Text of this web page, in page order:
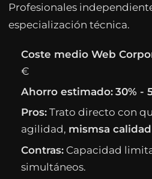
Profesionales
especialización técnica.
Coste medio Web
€
Ahorro estimado: 30% -
Pros: Trato directo con
agilidad, mismsa
Contras: Capacidad
simultáneos.